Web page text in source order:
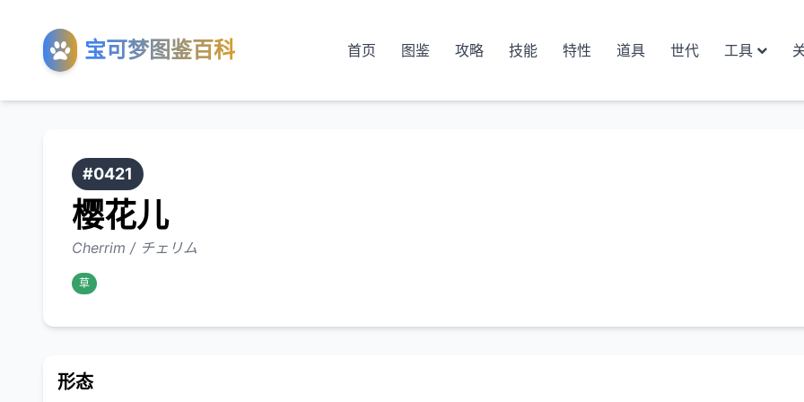
宝可梦图鉴百科 首页 图鉴 攻略 技能 特性 道具 世代 工具
#0421
樱花儿
Cherrim / チェリム
草
形态